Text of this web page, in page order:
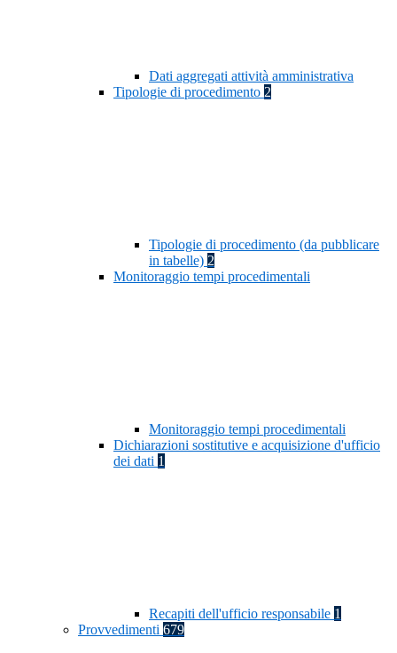
Dati aggregati attività amministrativa
Tipologie di procedimento 2
Tipologie di procedimento (da pubblicare
in tabelle) 2
Monitoraggio tempi procedimentali
Monitoraggio tempi procedimentali
Dichiarazioni sostitutive e acquisizione d'ufficio
dei dati 1
Recapiti dell'ufficio responsabile 1
Provvedimenti 679